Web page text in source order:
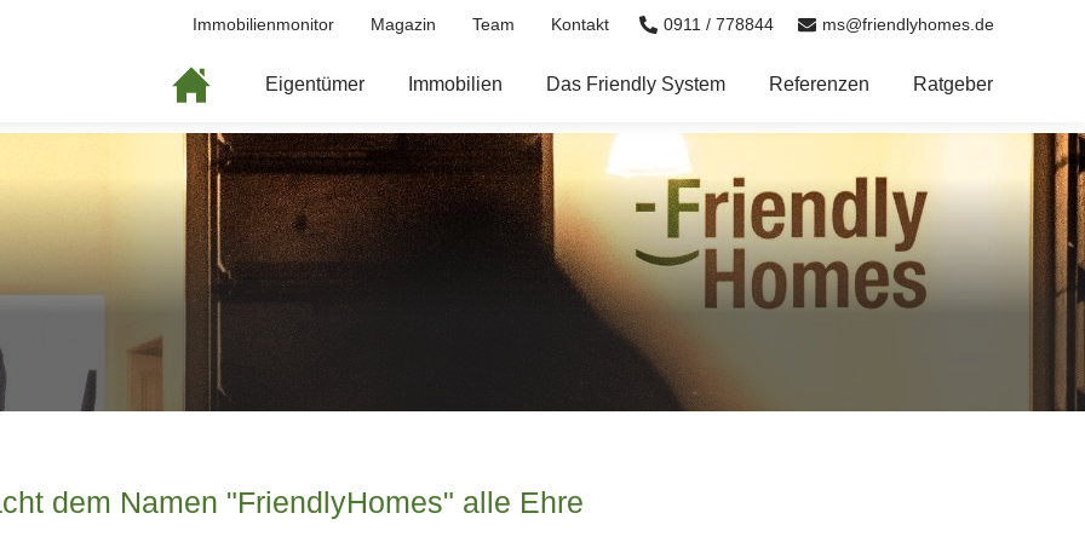
Immobilienmonitor Magazin Team Kontakt 0911 / 778844 ms@friendlyhomes.de
Eigentümer Immobilien Das Friendly System Referenzen Ratgeber
dem Namen "FriendlyHomes" alle Ehre